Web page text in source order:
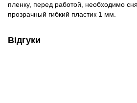
пленку, перед работой, необходимо
прозрачный гибкий пластик 1 мм.
Відгуки